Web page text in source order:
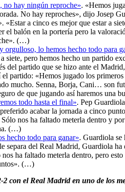
no hay ningún reproche». «Hemos
No hay reproches», dijo Josep
«Estar a cinco es mejor que estar a
el balón en la portería pero la
(…)
orgulloso, lo hemos hecho todo para
siete, pero hemos hecho un partido
del partido que se hizo ante el
partido: «Hemos jugado los
mucho. Senna, Borja, Cani… son
de que jugando así haremos una
todo hasta el final». Pep
acabar la jornada a cinco
nos ha faltado meterla dentro y
(…)
hecho todo para ganar». Guardiola se
separa del Real Madrid, Guardiola
ha faltado meterla dentro, pero
(…)
con el Real Madrid en uno de los